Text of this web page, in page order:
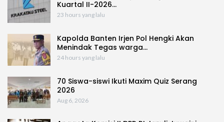
Kuartal II-2026…
23 hours yang lalu
Kapolda Banten Irjen Pol Hengki Akan
Menindak Tegas warga…
24 hours yang lalu
70 Siswa-siswi Ikuti Maxim Quiz Serang
2026
Aug 6, 2026